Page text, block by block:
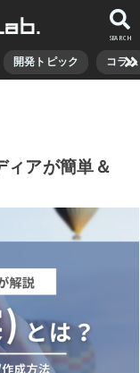
開発トピック コラム
SEARCH
ィアが簡単＆